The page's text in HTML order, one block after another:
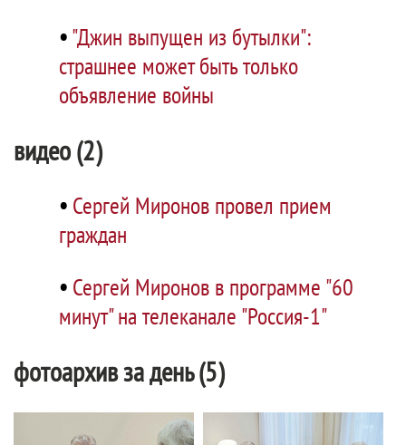
•"Джин выпущен из бутылки":
страшнее может быть только
объявление войны
видео (2)
• Сергей Миронов провел прием
граждан
• Сергей Миронов в программе "60
минут" на телеканале "Россия-1"
фотоархив за день (5)